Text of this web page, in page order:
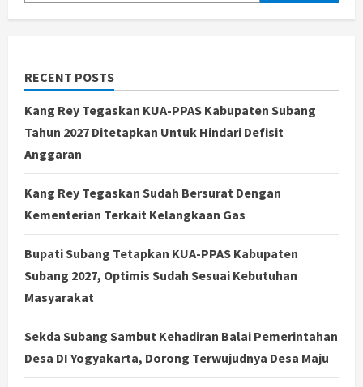
RECENT POSTS
Kang Rey Tegaskan KUA-PPAS Kabupaten Subang
Tahun 2027 Ditetapkan Untuk Hindari Defisit
Anggaran
Kang Rey Tegaskan Sudah Bersurat Dengan
Kementerian Terkait Kelangkaan Gas
Bupati Subang Tetapkan KUA-PPAS Kabupaten
Subang 2027, Optimis Sudah Sesuai Kebutuhan
Masyarakat
Sekda Subang Sambut Kehadiran Balai Pemerintahan
Desa DI Yogyakarta, Dorong Terwujudnya Desa Maju